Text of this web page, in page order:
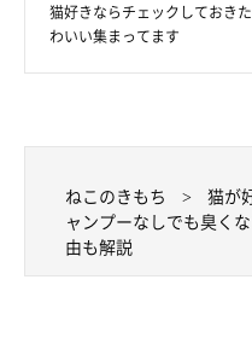
特にニオイの症状が出やす
えば、ツンと鼻をつく口臭
愛猫の体からいつもと違う
猫好きならチェックしておき
わいい集まってます
ねこのきもち 猫が
ャンプーなしでも臭く
由も解説